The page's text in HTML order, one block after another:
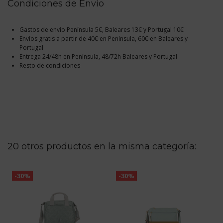
Condiciones de Envío
Gastos de envío Península 5€, Baleares 13€ y Portugal 10€
Envíos gratis a partir de 40€ en Península, 60€ en Baleares y
Portugal
Entrega 24/48h en Península, 48/72h Baleares y Portugal
Resto de condiciones
20 otros productos en la misma categoría:
-30% -30%